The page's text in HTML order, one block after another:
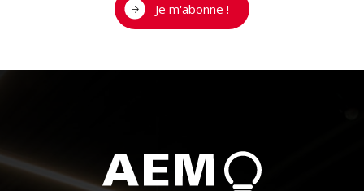
Je m'abonne !